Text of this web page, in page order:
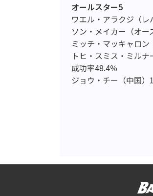
オールスター5
ワエル・アラクジ（
ソン・メイカー（オ
ミッチ・マッキャロ
トヒ・スミス・ミル
成功率48.4％
ジョウ・チー（中国